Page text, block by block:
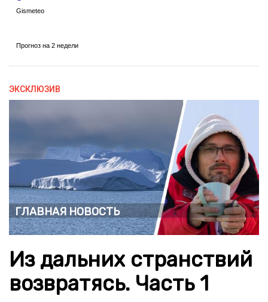
ЭКСКЛЮЗИВ
Главная новость
Из дальних странствий
возвратясь. Часть 1